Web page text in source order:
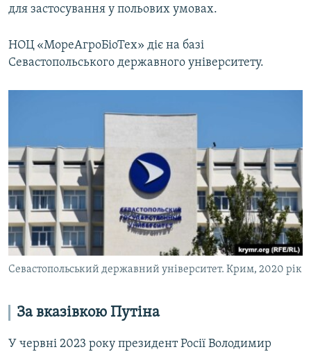
для застосування у польових умовах.
НОЦ «МореАгроБіоТех» діє на базі
Севастопольського державного університету.
Севастопольський державний університет. Крим, 2020 рік
За вказівкою Путіна
У червні 2023 року президент Росії Володимир